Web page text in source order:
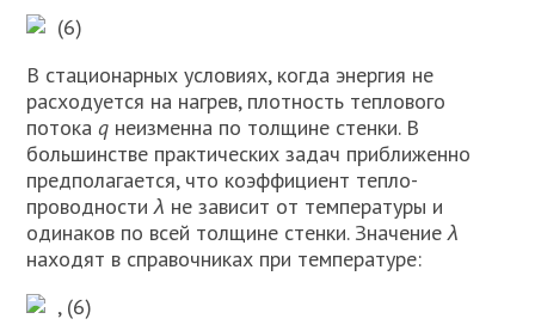
(6)
В стационарных условиях, когда энергия не
расходуется на нагрев, плот­ность теплового
потокаq неизменна по толщине стенки. В
большинстве практи­ческих задач приближенно
пред­полагается, что коэффициент тепло­
проводностиλ не зависит от температуры и
одинаков по всей толщине стенки. Зна­чениеλ
находят в справочниках при температуре:
, (6)